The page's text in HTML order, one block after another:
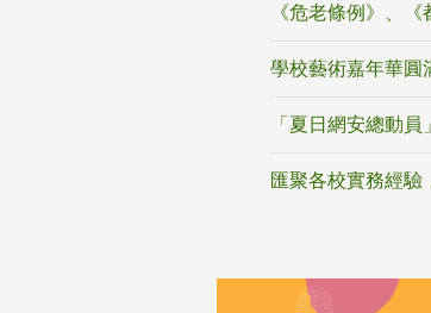
《危老條例》、
學校藝術嘉年華圓
「夏日網安總動
匯聚各校實務經驗